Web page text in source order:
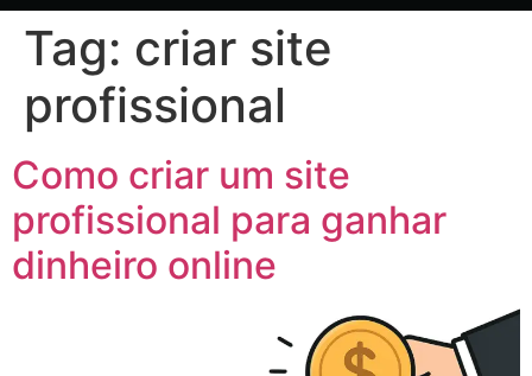
Tag: criar site
profissional
Como criar um site
profissional para ganhar
dinheiro online